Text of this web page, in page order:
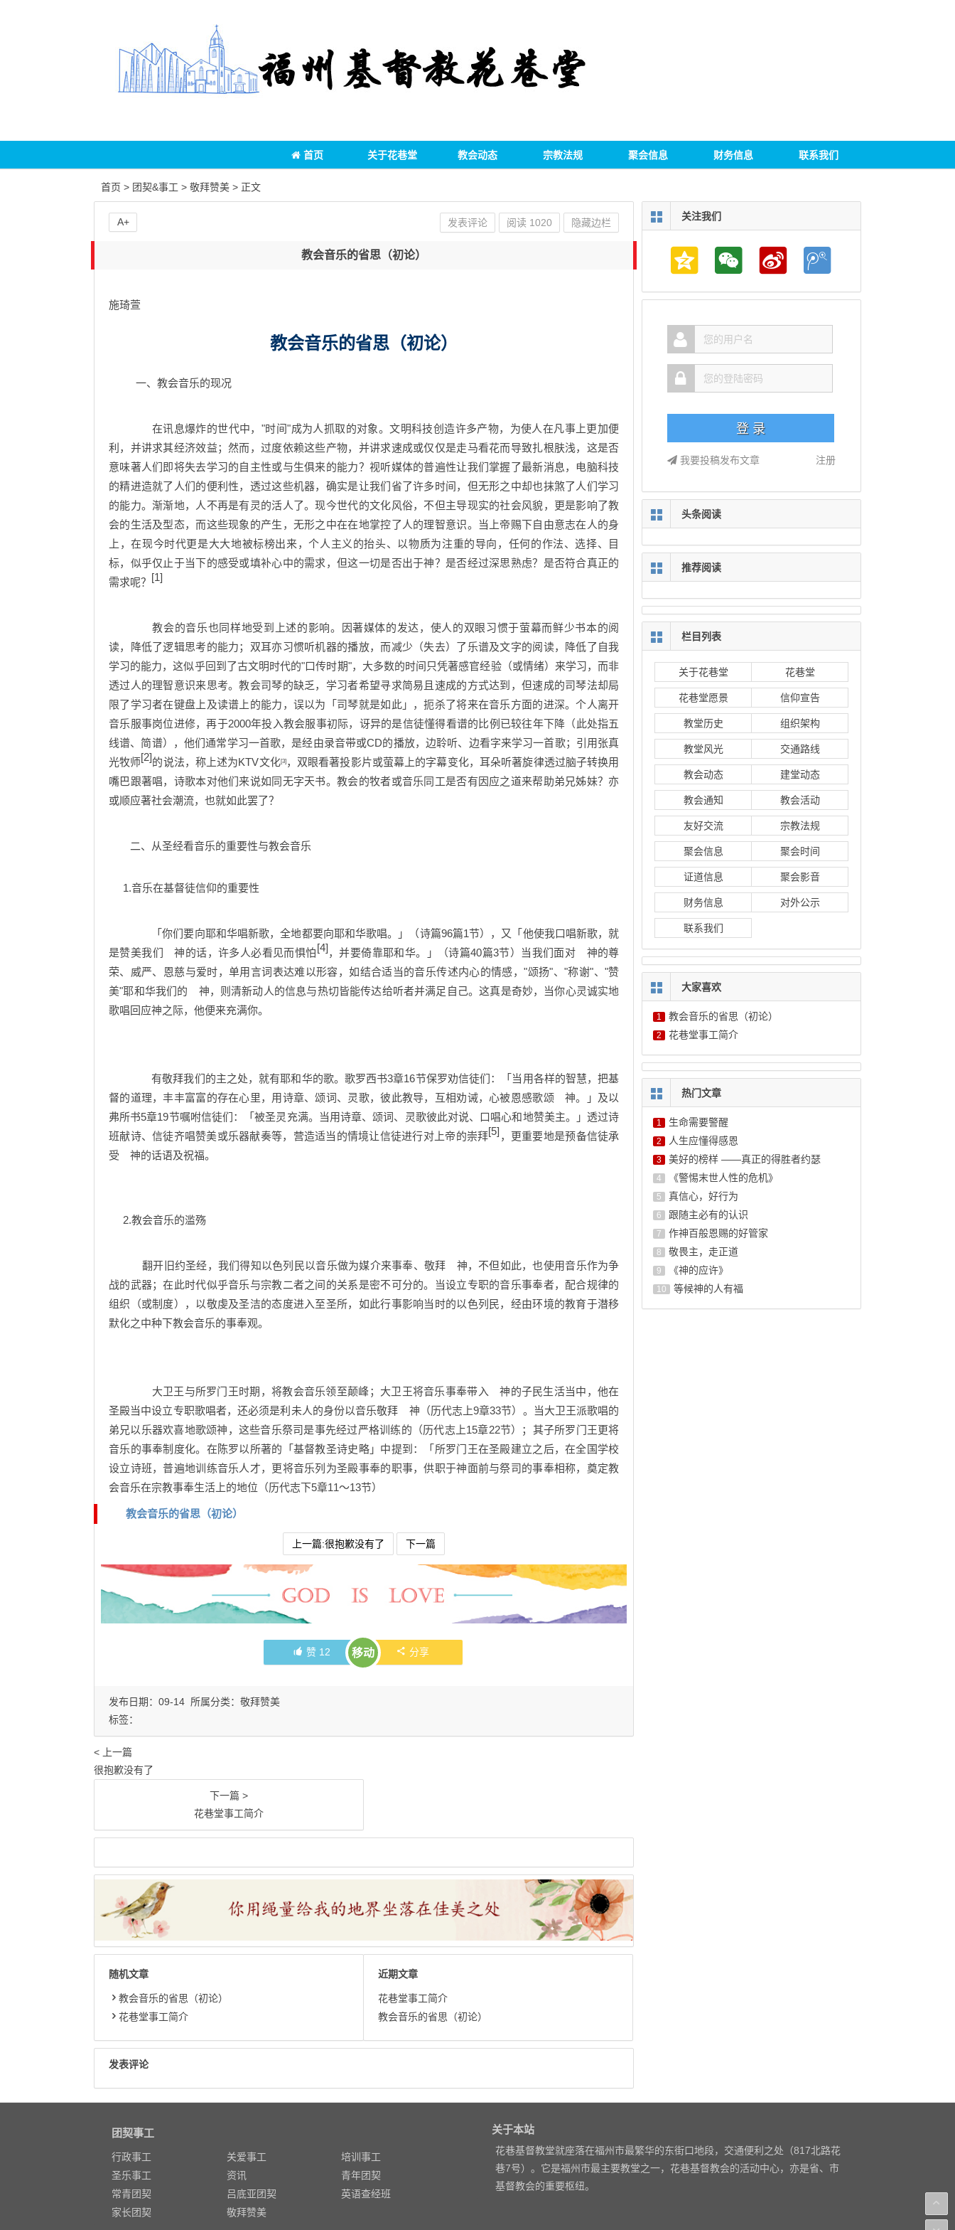
首页 关于花巷堂 教会动态 宗教法规 聚会信息 财务信息 联系我们
首页 > 团契&事工 > 敬拜赞美 > 正文
教会音乐的省思（初论）
施琦萱
教会音乐的省思（初论）
一、教会音乐的现况
在讯息爆炸的世代中，"时间"成为人抓取的对象。文明科技创造许多产物，为使人在凡事上更加便
利，并讲求其经济效益；然而，过度依赖这些产物，并讲求速成或仅仅是走马看花而导致扎根肤浅，这是否
意味著人们即将失去学习的自主性或与生俱来的能力？视听媒体的普遍性让我们掌握了最新消息，电脑科技
的精进造就了人们的便利性，透过这些机器，确实是让我们省了许多时间，但无形之中却也抹煞了人们学习
的能力。渐渐地，人不再是有灵的活人了。现今世代的文化风俗，不但主导现实的社会风貌，更是影响了教
会的生活及型态，而这些现象的产生，无形之中在在地掌控了人的理智意识。当上帝赐下自由意志在人的身
上，在现今时代更是大大地被标榜出来，个人主义的抬头、以物质为注重的导向，任何的作法、选择、目
标，似乎仅止于当下的感受或填补心中的需求，但这一切是否出于神？是否经过深思熟虑？是否符合真正的
需求呢？ [1]
教会的音乐也同样地受到上述的影响。因著媒体的发达，使人的双眼习惯于萤幕而鲜少书本的阅
读，降低了逻辑思考的能力；双耳亦习惯听机器的播放，而减少（失去）了乐谱及文字的阅读，降低了自我
学习的能力，这似乎回到了古文明时代的"口传时期"，大多数的时间只凭著感官经验（或情绪）来学习，而非
透过人的理智意识来思考。教会司琴的缺乏，学习者希望寻求简易且速成的方式达到，但速成的司琴法却局
限了学习者在键盘上及读谱上的能力，误以为「司琴就是如此」，扼杀了将来在音乐方面的进深。个人离开
音乐服事岗位进修，再于2000年投入教会服事初际，讶异的是信徒懂得看谱的比例已较往年下降（此处指五
线谱、简谱），他们通常学习一首歌，是经由录音带或CD的播放，边聆听、边看字来学习一首歌；引用张真
光牧师[2]的说法，称上述为KTV文化[3]，双眼看著投影片或萤幕上的字幕变化，耳朵听著旋律透过脑子转换用
嘴巴跟著唱，诗歌本对他们来说如同无字天书。教会的牧者或音乐同工是否有因应之道来帮助弟兄姊妹？亦
或顺应著社会潮流，也就如此罢了？
二、从圣经看音乐的重要性与教会音乐
1.音乐在基督徒信仰的重要性
「你们要向耶和华唱新歌，全地都要向耶和华歌唱。」（诗篇96篇1节），又「他使我口唱新歌，就
是赞美我们 神的话，许多人必看见而惧怕[4]，并要倚靠耶和华。」（诗篇40篇3节）当我们面对 神的尊
荣、威严、恩慈与爱时，单用言词表达难以形容，如结合适当的音乐传述内心的情感，"颂扬"、"称谢"、"赞
美"耶和华我们的 神，则清新动人的信息与热切皆能传达给听者并满足自己。这真是奇妙，当你心灵诚实地
歌唱回应神之际，他便来充满你。
有敬拜我们的主之处，就有耶和华的歌。歌罗西书3章16节保罗劝信徒们：「当用各样的智慧，把基
督的道理，丰丰富富的存在心里，用诗章、颂词、灵歌，彼此教导，互相劝诫，心被恩感歌颂 神。」及以
弗所书5章19节嘱咐信徒们：「被圣灵充满。当用诗章、颂词、灵歌彼此对说、口唱心和地赞美主。」透过诗
班献诗、信徒齐唱赞美或乐器献奏等，营造适当的情境让信徒进行对上帝的崇拜[5] ，更重要地是预备信徒承
受 神的话语及祝福。
2.教会音乐的滥殇
翻开旧约圣经，我们得知以色列民以音乐做为媒介来事奉、敬拜 神，不但如此，也使用音乐作为争
战的武器；在此时代似乎音乐与宗教二者之间的关系是密不可分的。当设立专职的音乐事奉者，配合规律的
组织（或制度），以敬虔及圣洁的态度进入至圣所，如此行事影响当时的以色列民，经由环境的教育于潜移
默化之中种下教会音乐的事奉观。
大卫王与所罗门王时期，将教会音乐领至颠峰；大卫王将音乐事奉带入 神的子民生活当中，他在
圣殿当中设立专职歌唱者，还必须是利未人的身份以音乐敬拜 神（历代志上9章33节）。当大卫王派歌唱的
弟兄以乐器欢喜地歌颂神，这些音乐祭司是事先经过严格训练的（历代志上15章22节）；其子所罗门王更将
音乐的事奉制度化。在陈罗以所著的「基督教圣诗史略」中提到：「所罗门王在圣殿建立之后，在全国学校
设立诗班，普遍地训练音乐人才，更将音乐列为圣殿事奉的职事，供职于神面前与祭司的事奉相称，奠定教
会音乐在宗教事奉生活上的地位（历代志下5章11～13节）
教会音乐的省思（初论）
上一篇:很抱歉没有了 下一篇
赞 12 移动 分享
发表评论 阅读 1020 隐藏边栏
A+
发布日期：09-14 所属分类： 敬拜赞美
标签：
< 上一篇
很抱歉没有了
下一篇 >
花巷堂事工简介
随机文章
教会音乐的省思（初论）
花巷堂事工简介
近期文章
花巷堂事工简介
教会音乐的省思（初论）
发表评论
关注我们
注册
我要投稿发布文章
头条阅读
推荐阅读
栏目列表
关于花巷堂 花巷堂
花巷堂愿景 信仰宣告
教堂历史 组织架构
教堂风光 交通路线
教会动态 建堂动态
教会通知 教会活动
友好交流 宗教法规
聚会信息 聚会时间
证道信息 聚会影音
财务信息 对外公示
联系我们
大家喜欢
1 教会音乐的省思（初论）
2 花巷堂事工简介
热门文章
1 生命需要警醒
2 人生应懂得感恩
3 美好的榜样 ——真正的得胜者约瑟
4 《警惕末世人性的危机》
5 真信心，好行为
6 跟随主必有的认识
7 作神百般恩赐的好管家
8 敬畏主，走正道
9 《神的应许》
10 等候神的人有福
团契事工
行政事工 关爱事工
培训事工
圣乐事工
资讯
青年团契
常青团契
吕底亚团契
英语查经班
家长团契
敬拜赞美
关于本站
花巷基督教堂就座落在福州市最繁华的东街口地段，交通便利之处（817北路花
巷7号）。它是福州市最主要教堂之一，花巷基督教会的活动中心，亦是省、市
基督教会的重要枢纽。